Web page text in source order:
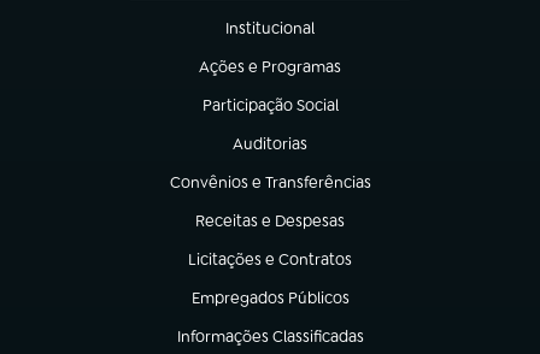
Institucional
(abre em nova aba)
Ações e Programas
(abre em nova aba)
Participação Social
(abre em nova aba)
Auditorias
(abre em nova aba)
Convênios e Transferências
(abre em nova aba)
Receitas e Despesas
(abre em nova aba)
Licitações e Contratos
(abre em nova aba)
Empregados Públicos
(abre em nova aba)
Informações Classificadas
(abre em nova aba)